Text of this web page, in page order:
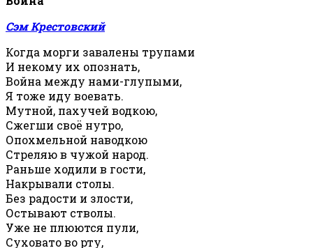
Сэм Крестовский
Когда морги завалены трупами
И некому их опознать,
Война между нами-глупыми,
Я тоже иду воевать.
Мутной, пахучей водкою,
Сжегши своё нутро,
Опохмельной наводкою
Стреляю в чужой народ.
Раньше ходили в гости,
Накрывали столы.
Без радости и злости,
Остывают стволы.
Уже не плюются пули,
Суховато во рту,